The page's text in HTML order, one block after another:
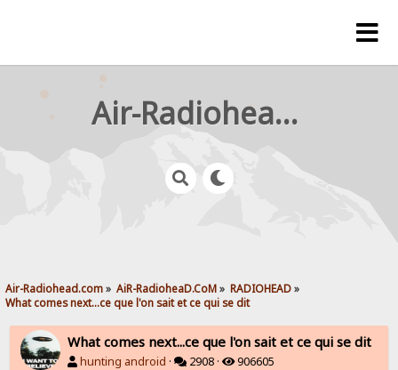
Air-Radiohead.com
Air-Radiohead.com» AiR-RadioheaD.CoM» RADIOHEAD»
What comes next...ce que l'on sait et ce qui se dit
What comes next...ce que l'on sait et ce qui se dit
hunting android · 2908 · 906605